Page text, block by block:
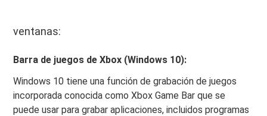
ventanas:
Barra de juegos de Xbox (Windows 10):
Windows 10 tiene una función de grabación de juegos
incorporada conocida como Xbox Game Bar que se
puede usar para grabar aplicaciones, incluidos programas